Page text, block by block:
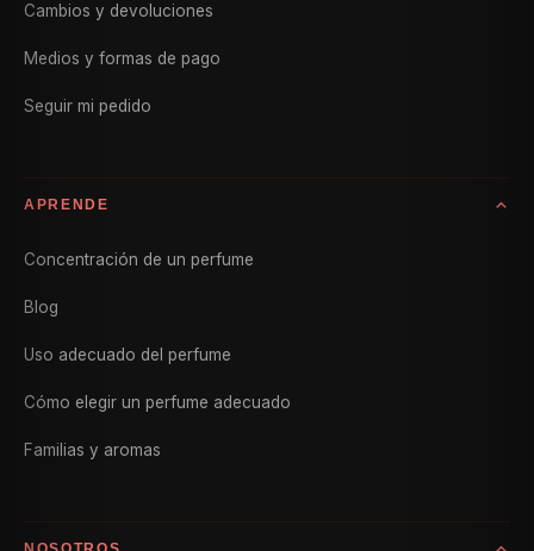
Cambios y devoluciones
Medios y formas de pago
Seguir mi pedido
APRENDE
Concentración de un perfume
Blog
Uso adecuado del perfume
Cómo elegir un perfume adecuado
Familias y aromas